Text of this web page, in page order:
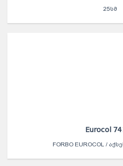
25ᲡᲛ
Eurocol
FORBO EUROCOL /